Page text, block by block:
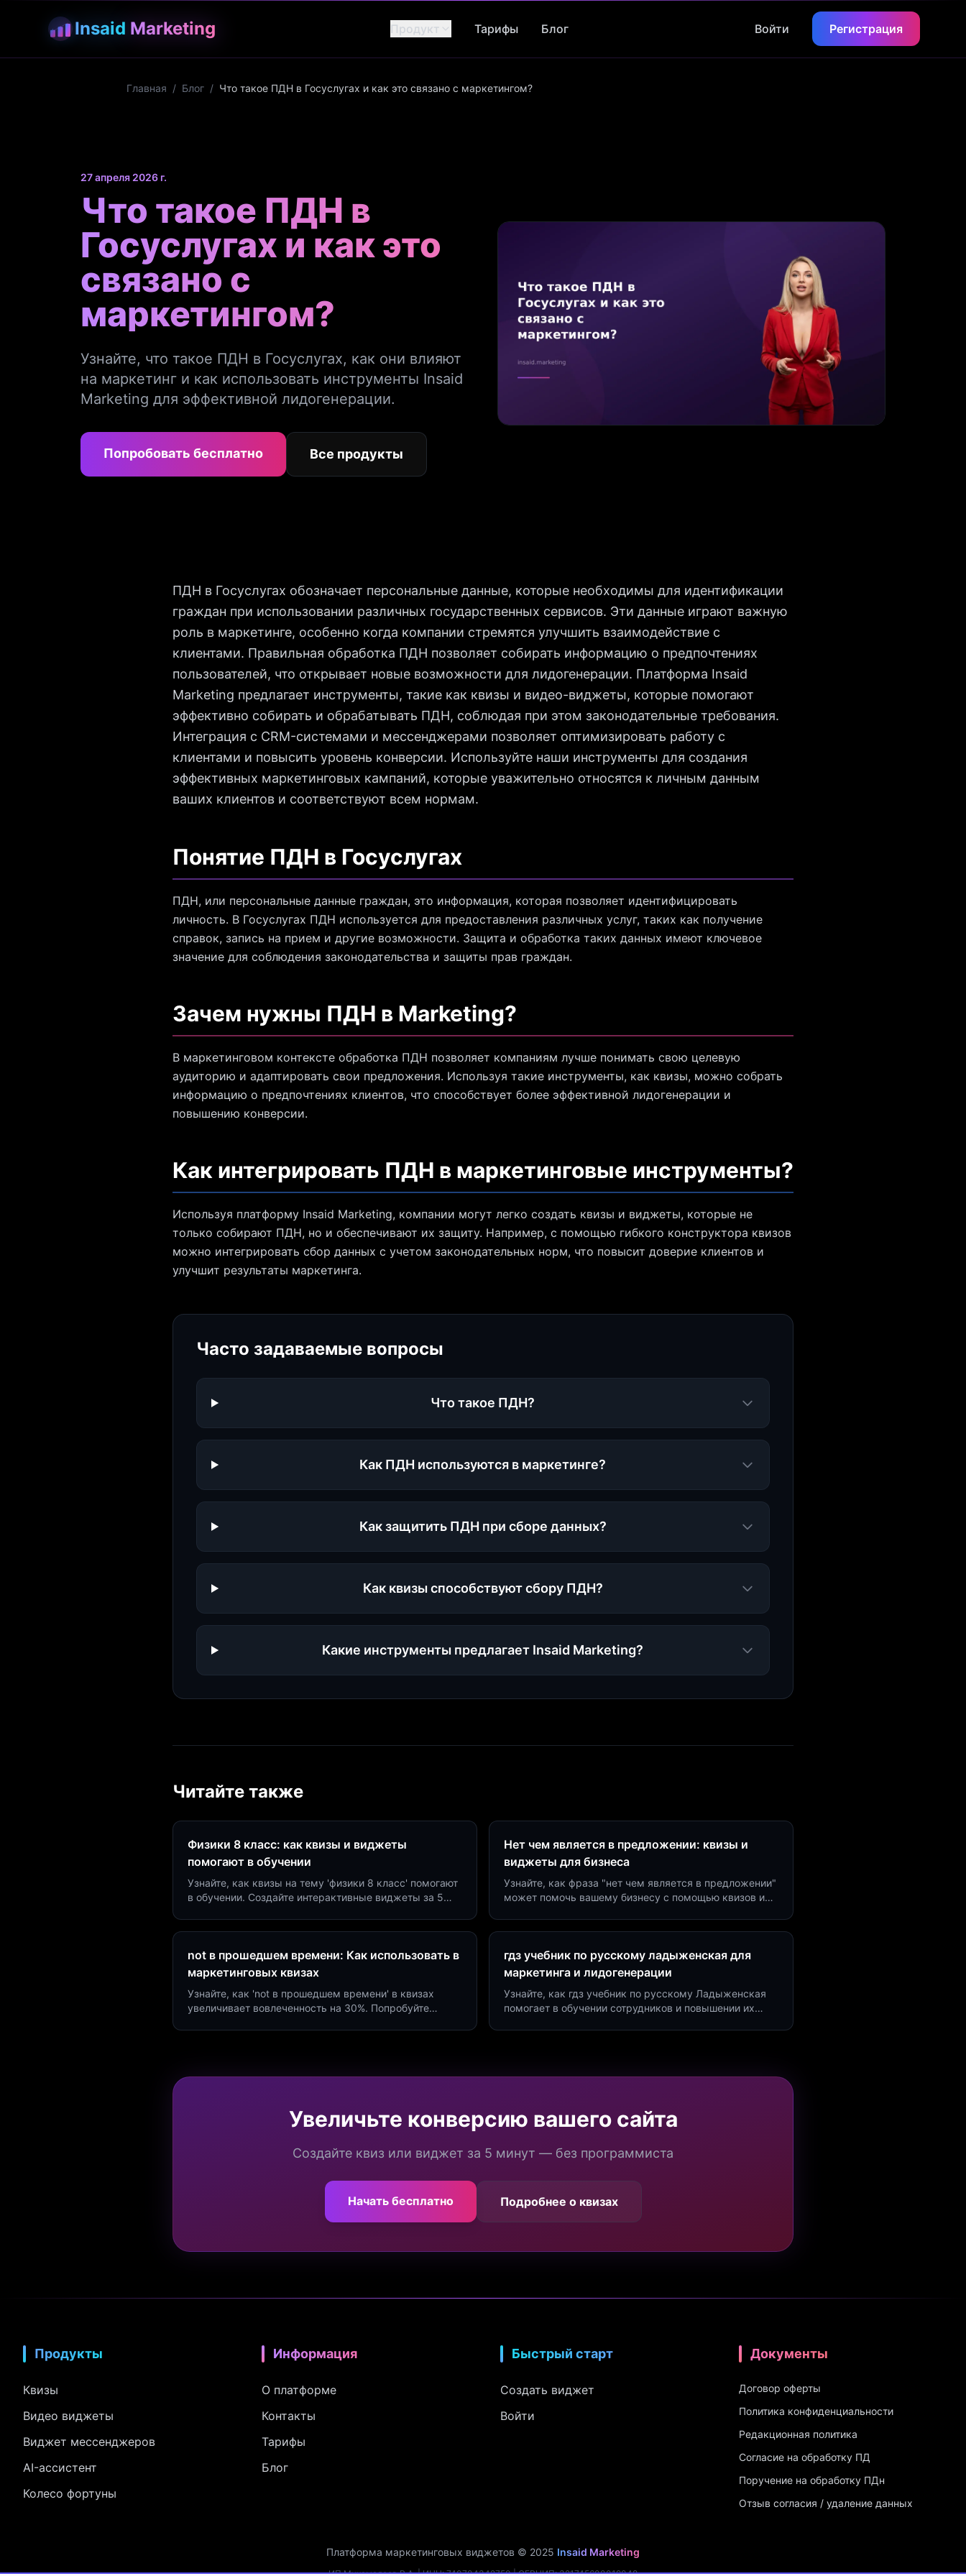
Insaid Marketing Продукт Тарифы Блог Войти Регистрация
Главная / Блог / Что такое ПДН в Госуслугах и как это связано с маркетингом?
27 апреля 2026 г.
Что такое ПДН в
Госуслугах и как это
связано с
маркетингом?
Узнайте, что такое ПДН в Госуслугах, как они влияют
на маркетинг и как использовать инструменты Insaid
Marketing для эффективной лидогенерации.
Попробовать бесплатно Все продукты
ПДН в Госуслугах обозначает персональные данные, которые необходимы для идентификации
граждан при использовании различных государственных сервисов. Эти данные играют важную
роль в маркетинге, особенно когда компании стремятся улучшить взаимодействие с
клиентами. Правильная обработка ПДН позволяет собирать информацию о предпочтениях
пользователей, что открывает новые возможности для лидогенерации. Платформа Insaid
Marketing предлагает инструменты, такие как квизы и видео-виджеты, которые помогают
эффективно собирать и обрабатывать ПДН, соблюдая при этом законодательные требования.
Интеграция с CRM-системами и мессенджерами позволяет оптимизировать работу с
клиентами и повысить уровень конверсии. Используйте наши инструменты для создания
эффективных маркетинговых кампаний, которые уважительно относятся к личным данным
ваших клиентов и соответствуют всем нормам.
Понятие ПДН в Госуслугах
ПДН, или персональные данные граждан, это информация, которая позволяет идентифицировать
личность. В Госуслугах ПДН используется для предоставления различных услуг, таких как получение
справок, запись на прием и другие возможности. Защита и обработка таких данных имеют ключевое
значение для соблюдения законодательства и защиты прав граждан.
Зачем нужны ПДН в Marketing?
В маркетинговом контексте обработка ПДН позволяет компаниям лучше понимать свою целевую
аудиторию и адаптировать свои предложения. Используя такие инструменты, как квизы, можно собрать
информацию о предпочтениях клиентов, что способствует более эффективной лидогенерации и
повышению конверсии.
Как интегрировать ПДН в маркетинговые инструменты?
Используя платформу Insaid Marketing, компании могут легко создать квизы и виджеты, которые не
только собирают ПДН, но и обеспечивают их защиту. Например, с помощью гибкого конструктора квизов
можно интегрировать сбор данных с учетом законодательных норм, что повысит доверие клиентов и
улучшит результаты маркетинга.
Часто задаваемые вопросы
Что такое ПДН?
Как ПДН используются в маркетинге?
Как защитить ПДН при сборе данных?
Как квизы способствуют сбору ПДН?
Какие инструменты предлагает Insaid Marketing?
Читайте также
Физики 8 класс: как квизы и виджеты
помогают в обучении
Узнайте, как квизы на тему 'физики 8 класс' помогают
в обучении. Создайте интерактивные виджеты за 5
Нет чем является в предложении: квизы и
виджеты для бизнеса
Узнайте, как фраза "нет чем является в предложении"
может помочь вашему бизнесу с помощью квизов и
not в прошедшем времени: Как использовать в
маркетинговых квизах
Узнайте, как 'not в прошедшем времени' в квизах
увеличивает вовлеченность на 30%. Попробуйте
гдз учебник по русскому ладыженская для
маркетинга и лидогенерации
Узнайте, как гдз учебник по русскому Ладыженская
помогает в обучении сотрудников и повышении их
Увеличьте конверсию вашего сайта
Создайте квиз или виджет за 5 минут — без программиста
Начать бесплатно Подробнее о квизах
Продукты
Квизы
Видео виджеты
Виджет мессенджеров
AI-ассистент
Колесо фортуны
Информация
О платформе
Контакты
Тарифы
Блог
Быстрый старт
Создать виджет
Войти
Документы
Договор оферты
Политика конфиденциальности
Редакционная политика
Согласие на обработку ПД
Поручение на обработку ПДн
Отзыв согласия / удаление данных
Платформа маркетинговых виджетов © 2025 Insaid Marketing
ИП Мухамадеев Р.А. | ИНН: 740704342750 | ОГРНИП: 321745600019048